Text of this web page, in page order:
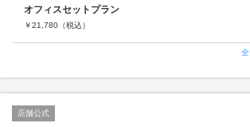
オフィスセットプラン
￥21,780 （税込）
店舗公式